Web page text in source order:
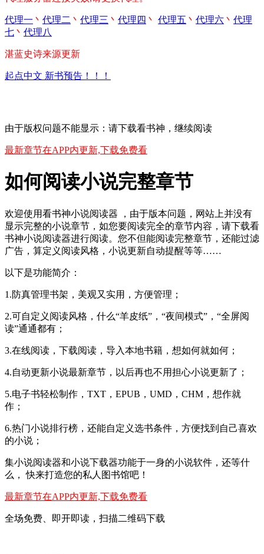
代理一 丶 代理二 丶 代理三 丶 代理四 丶 代理五 丶 代理六 丶 代理
七 丶 代理八
湛蓝史诗来源更新
起点中文 新书预告！！！
由于版权问题不能显示：请下载看书神，继续阅读
最新章节在APP内更新,下载免费看
如何阅读小说完整章节
欢迎使用看书神小说阅读器 ，由于版本问题，网站上并没有
显示完整的小说章节，如您要阅读完全的章节内容，请下载看
书神小说阅读器进行阅读。您不但能阅读完整章节，还能过滤
广告，算定义阅读风格，小说更新自动提醒等等……
以下是功能简介：
1.防真管理书架，美观又实用，方便管理；
2.可自定义阅读风格，什么“羊皮纸”，“夜间模式”，“全屏阅
读”通通都有；
3.在线阅读，下载阅读，导入本地书籍，想如何就如何；
4.自动更新小说最新章节，以后再也不用担心小说更新了；
5.电子书轻松制作，TXT，EPUB，UMD，CHM，想作就
作；
6.热门小说排行榜，还能自定义选书条件，方便找到自己喜欢
的小说；
集小说阅读器和小说下载器功能于一身的小说软件，还等什
么， 快来打造您的私人图书馆吧！
最新章节在APP内更新,下载免费看
全场免费、即开即读，扫描二维码下载